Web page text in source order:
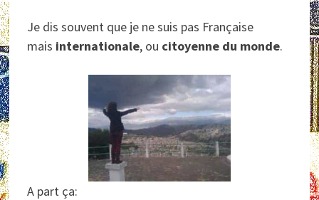
Je dis souvent que je ne suis pas Française
mais internationale, ou citoyenne du monde.
A part ça: